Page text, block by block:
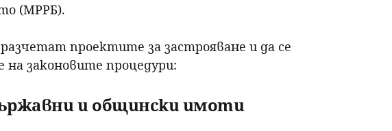
(МРРБ).
проектите за застрояване и да се
законовите процедури:
и общински имоти